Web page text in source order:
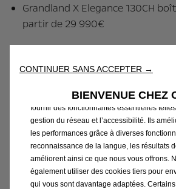
Grandland X Elegance 130CH
partir de 29 990€
Contacter Opel
Découvrir le
Mots-clés:PRODUCT NEWS
CONTINUER SANS ACCEPTER →
BIENVENUE CHEZ
expérience sur notre site. Les cookies nous
fournir des fonctionnalités essentielles
gestion du réseau et l’accessibilité. Ils
les performances grâce à diverses
reconnaissance de la langue, les résultats
améliorent ainsi ce que nous vous offrons.
également utiliser des cookies tiers pour
qui vous sont davantage adaptées.